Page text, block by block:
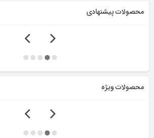
محصولات پیشنهادی
محصولات ویژه